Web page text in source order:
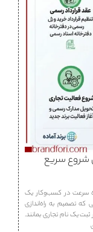
شروع سریع
سرعت در کسب‌وکار یک
که تصمیم به راه‌اندازی
یک نام تجاری بمانند.